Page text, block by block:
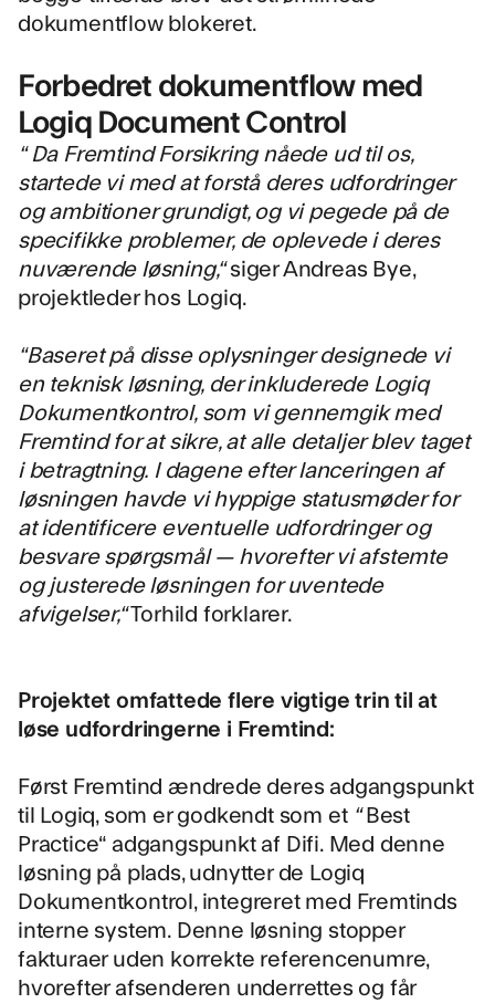
dokumentflow blokeret.
Forbedret dokumentflow med
Logiq Document Control
“ Da Fremtind Forsikring nåede ud til os,
startede vi med at forstå deres udfordringer
og ambitioner grundigt, og vi pegede på de
specifikke problemer, de oplevede i deres
nuværende løsning,“siger Andreas Bye,
projektleder hos Logiq. ‍
“Baseret på disse oplysninger designede vi
en teknisk løsning, der inkluderede Logiq
Dokumentkontrol, som vi gennemgik med
Fremtind for at sikre, at alle detaljer blev taget
i betragtning. I dagene efter lanceringen af
løsningen havde vi hyppige statusmøder for
at identificere eventuelle udfordringer og
besvare spørgsmål — hvorefter vi afstemte
og justerede løsningen for uventede
afvigelser,“Torhild forklarer.
Projektet omfattede flere vigtige trin til at
løse udfordringerne i Fremtind:
Først Fremtindændrede deres adgangspunkt
til Logiq, som er godkendt som et “Best
Practice“ adgangspunkt af Difi. Med denne
løsning på plads, udnytter de Logiq
Dokumentkontrol, integreret med Fremtinds
interne system. Denne løsning stopper
fakturaer uden korrekte referencenumre,
hvorefter afsenderen underrettes og får